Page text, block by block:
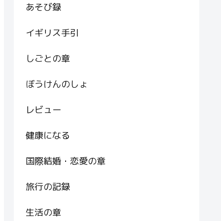
あそび録
イギリス手引
しごとの章
ぼうけんのしょ
レビュー
健康になる
国際結婚・恋愛の章
旅行の記録
生活の章